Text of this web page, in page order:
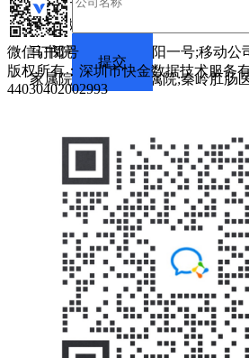
想;运政;创业大厦;玉龙宽座;财局
马书院;立诚公司;朝阳一号;移动公
家属院;交警大队家属院;秦岭肛肠
区;熙园公馆;荣昌超市;汉庭酒店;
汽贸;永泰油脂;中石油加油站;金
大药房;怡康大药房;一家人面馆;
茶坊;蛋糕烘焙;梦境网吧;长安银
乡村羊肉泡;鸿远名烟名酒;"" 建
手机卖厂;邮电安全小区;妇幼保
幼儿园;惠园c区;惠园小广场物业;
馆;九十三碗花;天源烟酒;博士园;
中心;妇幼;儿童医院;工行;工行家
政小区;城市理想;运政;创业大厦;
微信订阅号
版权所有：深圳市快金数据技术服务
44030402002993